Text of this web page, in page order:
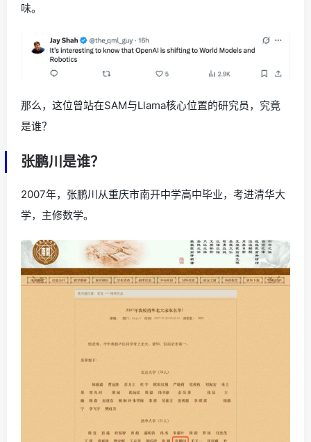
味。
那么，这位曾站在SAM与Llama核心位置的研究员，究竟
是谁？
张鹏川是谁？
2007年，张鹏川从重庆市南开中学高中毕业，考进清华大
学，主修数学。